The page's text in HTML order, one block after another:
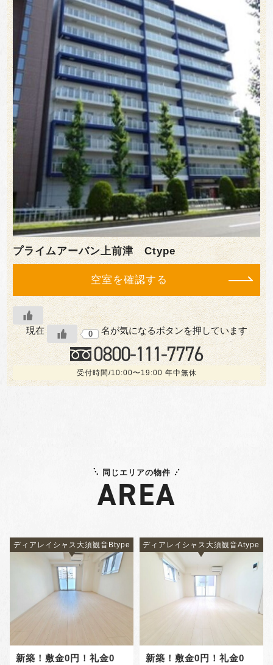
プライムアーバン上前津 Ctype
空室を確認する
現在 0 名が気になるボタンを押しています
0800-111-7776
受付時間/10:00〜19:00 年中無休
同じエリアの物件
AREA
ディアレイシャス大須観音Btype
新築！敷金0円！礼金0
ディアレイシャス大須観音Atype
新築！敷金0円！礼金0